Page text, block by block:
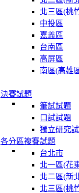
北三區(桃
中投區
嘉義區
台南區
高屏區
南區(高雄
決賽試題
筆試試題
口試試題
獨立研究
各分區複賽試題
台北市
北一區(花
北二區(新
北三區(桃